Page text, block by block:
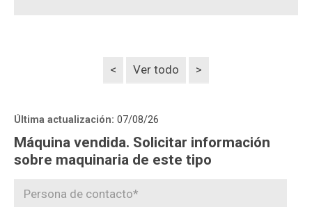
< Ver todo >
Última actualización: 07/08/26
Máquina vendida. Solicitar información
sobre maquinaria de este tipo